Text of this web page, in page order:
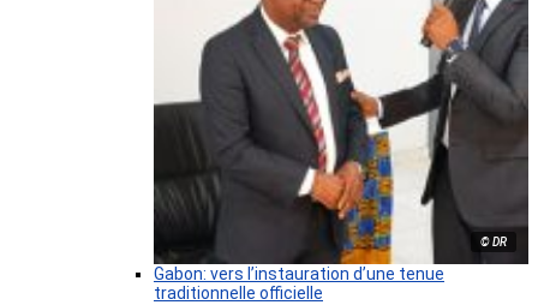
© DR
Gabon: vers l’instauration d’une tenue
traditionnelle officielle